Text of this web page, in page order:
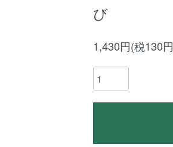
び
1,430円(税130